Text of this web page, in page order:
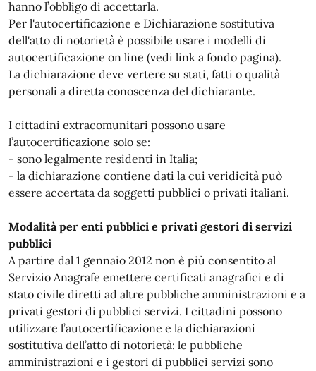
hanno l’obbligo di accettarla.
Per l'autocertificazione e Dichiarazione sostitutiva
dell'atto di notorietà è possibile usare i modelli di
autocertificazione on line (vedi link a fondo pagina).
La dichiarazione deve vertere su stati, fatti o qualità
personali a diretta conoscenza del dichiarante.
I cittadini extracomunitari possono usare
l’autocertificazione solo se:
- sono legalmente residenti in Italia;
- la dichiarazione contiene dati la cui veridicità può
essere accertata da soggetti pubblici o privati italiani.
Modalità per enti pubblici e privati gestori di servizi
pubblici
A partire dal 1 gennaio 2012 non è più consentito al
Servizio Anagrafe emettere certificati anagrafici e di
stato civile diretti ad altre pubbliche amministrazioni e a
privati gestori di pubblici servizi. I cittadini possono
utilizzare l’autocertificazione e la dichiarazioni
sostitutiva dell’atto di notorietà: le pubbliche
amministrazioni e i gestori di pubblici servizi sono